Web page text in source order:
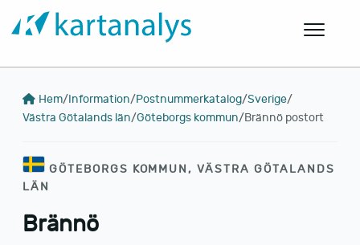
Hem/Information/Postnummerkatalog/Sverige/
Västra Götalands län/Göteborgs kommun/Brännö postort
GÖTEBORGS KOMMUN, VÄSTRA GÖTALANDS
LÄN
Brännö